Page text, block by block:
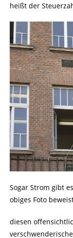
heißt der
Sogar Strom gibt
obiges Foto
diesen